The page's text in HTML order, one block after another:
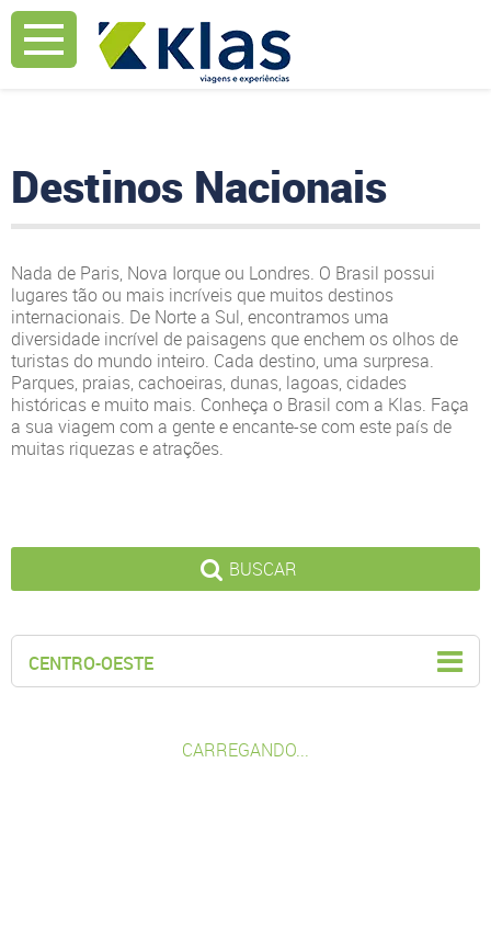
Mostrar Aviso
Array ( [testepes] => 1 [ordem] => nome [dir] => asc [status] => A [idtipo_viagem]
=> 2 [comDestinos] => 1 [idinteresses] => [mes] => [palavra_chave] => )
Destinos Nacionais
Nada de Paris, Nova Iorque ou Londres. O Brasil possui
lugares tão ou mais incríveis que muitos destinos
internacionais. De Norte a Sul, encontramos uma
diversidade incrível de paisagens que enchem os olhos de
turistas do mundo inteiro. Cada destino, uma surpresa.
Parques, praias, cachoeiras, dunas, lagoas, cidades
históricas e muito mais. Conheça o Brasil com a Klas. Faça
a sua viagem com a gente e encante-se com este país de
muitas riquezas e atrações.
BUSCAR
CENTRO-OESTE
CARREGANDO...